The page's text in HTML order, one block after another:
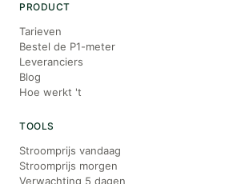
PRODUCT
Tarieven
Bestel de P1-meter
Leveranciers
Blog
Hoe werkt 't
TOOLS
Stroomprijs vandaag
Stroomprijs morgen
Verwachting 5 dagen